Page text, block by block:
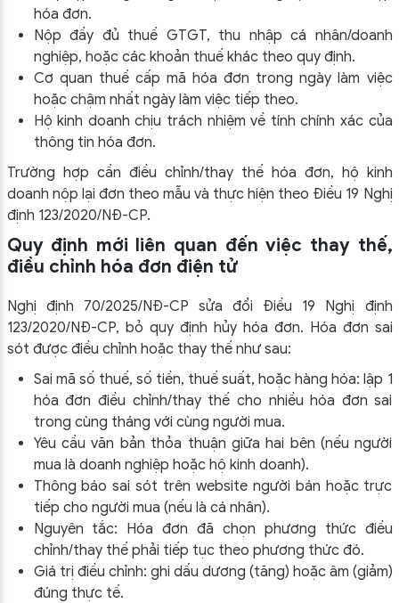
hóa đơn.
Nộp đầy đủ thuế GTGT, thu nhập cá nhân/doanh
nghiệp, hoặc các khoản thuế khác theo quy định.
Cơ quan thuế cấp mã hóa đơn trong ngày làm việc
hoặc chậm nhất ngày làm việc tiếp theo.
Hộ kinh doanh chịu trách nhiệm về tính chính xác của
thông tin hóa đơn.
Trường hợp cần điều chỉnh/thay thế hóa đơn, hộ kinh
doanh nộp lại đơn theo mẫu và thực hiện theo Điều 19 Nghị
định 123/2020/NĐ-CP.
Quy định mới liên quan đến việc thay thế,
điều chỉnh hóa đơn điện tử
Nghị định 70/2025/NĐ-CP sửa đổi Điều 19 Nghị định
123/2020/NĐ-CP, bỏ quy định hủy hóa đơn. Hóa đơn sai
sót được điều chỉnh hoặc thay thế như sau:
Sai mã số thuế, số tiền, thuế suất, hoặc hàng hóa: lập 1
hóa đơn điều chỉnh/thay thế cho nhiều hóa đơn sai
trong cùng tháng với cùng người mua.
Yêu cầu văn bản thỏa thuận giữa hai bên (nếu người
mua là doanh nghiệp hoặc hộ kinh doanh).
Thông báo sai sót trên website người bán hoặc trực
tiếp cho người mua (nếu là cá nhân).
Nguyên tắc: Hóa đơn đã chọn phương thức điều
chỉnh/thay thế phải tiếp tục theo phương thức đó.
Giá trị điều chỉnh: ghi dấu dương (tăng) hoặc âm (giảm)
đúng thực tế.